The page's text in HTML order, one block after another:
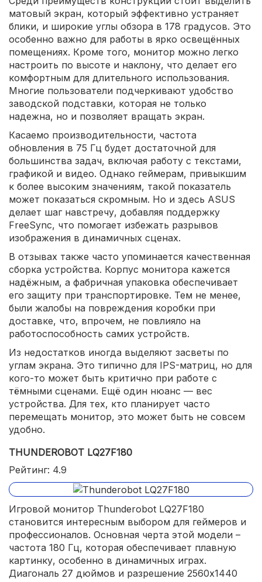
матовый экран, который эффективно устраняет
блики, и широкие углы обзора в 178 градусов. Это
особенно важно для работы в ярко освещённых
помещениях. Кроме того, монитор можно легко
настроить по высоте и наклону, что делает его
комфортным для длительного использования.
Многие пользователи подчеркивают удобство
заводской подставки, которая не только
надежна, но и позволяет вращать экран.
Касаемо производительности, частота
обновления в 75 Гц будет достаточной для
большинства задач, включая работу с текстами,
графикой и видео. Однако геймерам, привыкшим
к более высоким значениям, такой показатель
может показаться скромным. Но и здесь ASUS
делает шаг навстречу, добавляя поддержку
FreeSync, что помогает избежать разрывов
изображения в динамичных сценах.
В отзывах также часто упоминается качественная
сборка устройства. Корпус монитора кажется
надёжным, а фабричная упаковка обеспечивает
его защиту при транспортировке. Тем не менее,
были жалобы на повреждения коробки при
доставке, что, впрочем, не повлияло на
работоспособность самих устройств.
Из недостатков иногда выделяют засветы по
углам экрана. Это типично для IPS-матриц, но для
кого-то может быть критично при работе с
тёмными сценами. Ещё один нюанс — вес
устройства. Для тех, кто планирует часто
перемещать монитор, это может быть не совсем
удобно.
THUNDEROBOT LQ27F180
Рейтинг: 4.9
Игровой монитор Thunderobot LQ27F180
становится интересным выбором для геймеров и
профессионалов. Основная черта этой модели –
частота 180 Гц, которая обеспечивает плавную
картинку, особенно в динамичных играх.
Диагональ 27 дюймов и разрешение 2560x1440